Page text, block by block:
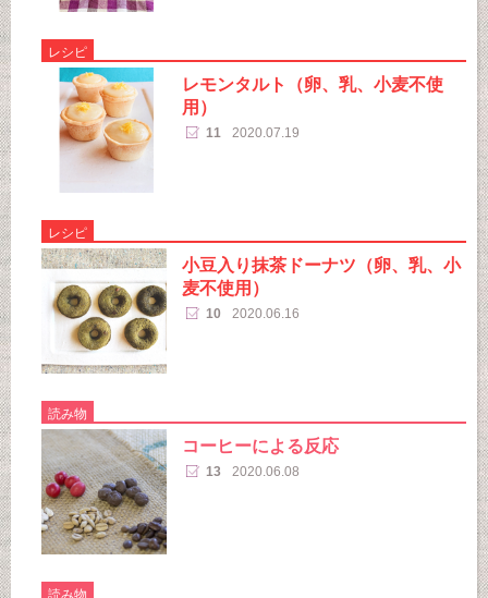
レシピ
レモンタルト（卵、乳、小麦不使
用）
11 2020.07.19
レシピ
小豆入り抹茶ドーナツ（卵、乳、小
麦不使用）
10 2020.06.16
読み物
コーヒーによる反応
13 2020.06.08
読み物